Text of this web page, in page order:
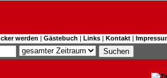
werden | Gästebuch | Links | Kontakt |